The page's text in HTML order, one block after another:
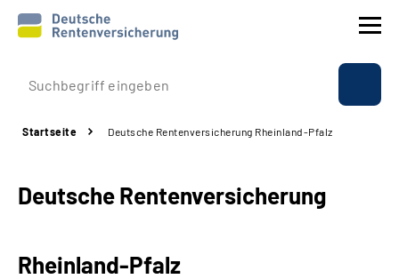
Prävention
Rente
Startseite Deutsche Rentenversicherung Rheinland-Pfalz
Deutsche Rentenversicherung
Rheinland-Pfalz